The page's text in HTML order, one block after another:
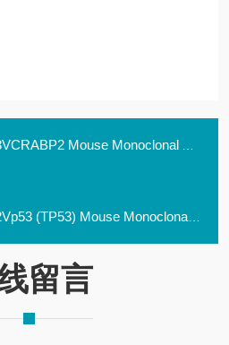
Mouse Monoclonal Antibody Clone ID: LBI10D6
Mouse Monoclonal Antibody Clone ID: LBI
留言